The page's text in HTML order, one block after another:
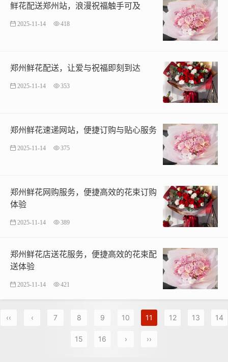
鲜花配送郑州站，浪漫祝福触手可及
2025-11-14 418
郑州鲜花配送，让爱与祝福即刻到达
2025-11-14 353
郑州鲜花速递网站，便捷订购与贴心服务
2025-11-14 375
郑州鲜花网购服务，便捷高效的花束订购
体验
2025-11-14 389
郑州鲜花店送花服务，便捷高效的花束配
送体验
2025-11-14 421
‹‹ ‹ 7 8 9 10 11 12 13 14
15 16 › ››